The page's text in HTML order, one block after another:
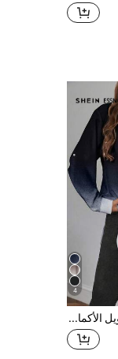
4
SHEIN Essnce قميص طويل الأكمام للنساء بمقاسات كبيرة، قميص مطبوع بتدرج اللون، ملابس نسائية للخريف، قمصان مهنية بأكمام، قمصان نسائية للخريف ، قمصان نسائية بأكمام طويلة